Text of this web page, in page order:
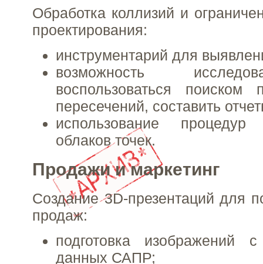
Обработка коллизий и
проектирования:
инструментарий для
возможность
воспользоваться поиском
пересечений, составить
использование
облаков точек.
Продажи и маркетинг
Создание 3D-презентаций для
продаж:
подготовка изображений
данных САПР;